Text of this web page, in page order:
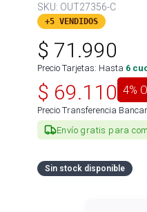
SKU: OUT27356-C
+5 VENDIDOS
$ 71.990
Precio Tarjetas: Hasta 6
$ 69.110 4%
Precio Transferencia
Envío gratis para
Sin stock disponible